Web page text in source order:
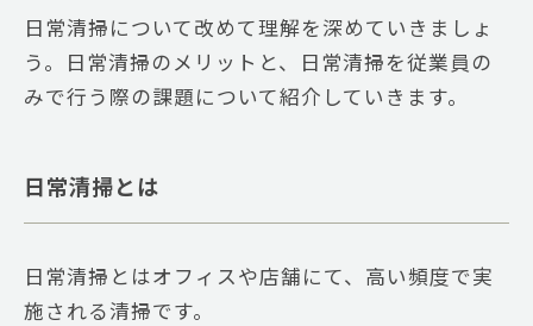
日常清掃について改めて理解を深めていきましょ
う。日常清掃のメリットと、日常清掃を従業員の
みで行う際の課題について紹介していきます。
日常清掃とは
日常清掃とはオフィスや店舗にて、高い頻度で実
施される清掃です。